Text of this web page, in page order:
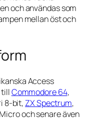
och användas som
mellan öst och
Access
Commodore 64,
8-bit, ZX Spectrum,
och senare även